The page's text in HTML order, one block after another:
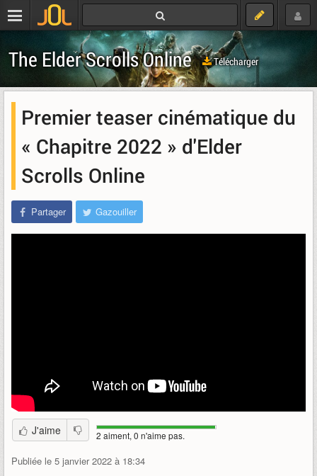
The Elder Scrolls Online Télécharger
Premier teaser cinématique du
« Chapitre 2022 » d'Elder
Scrolls Online
Partager Gazouiller
J'aime 2 aiment, 0 n'aime pas.
Publiée le 5 janvier 2022 à 18:34